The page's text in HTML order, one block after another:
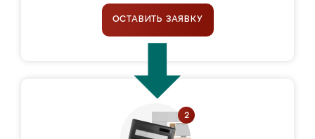
ОСТАВИТЬ ЗАЯВКУ